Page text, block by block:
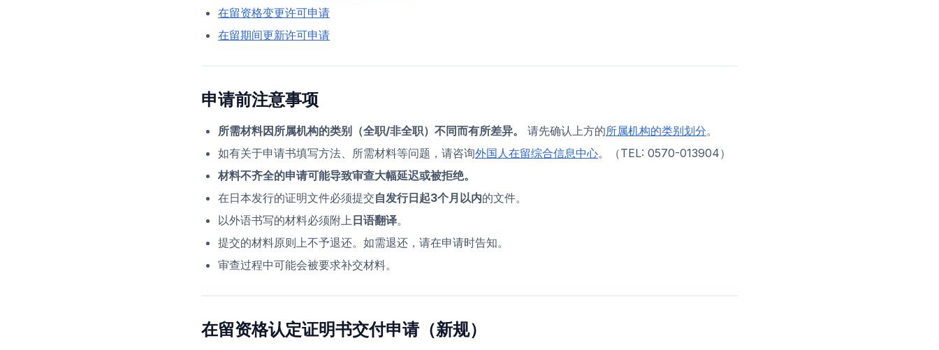
在留资格变更许可申请
在留期间更新许可申请
申请前注意事项
所需材料因所属机构的类别（全职/非全职）不同而有所差异。 请先确认上方的所属机构的类别划分。
如有关于申请书填写方法、所需材料等问题，请咨询外国人在留综合信息中心。（TEL: 0570-013904）
材料不齐全的申请可能导致审查大幅延迟或被拒绝。
在日本发行的证明文件必须提交自发行日起3个月以内的文件。
以外语书写的材料必须附上 日语翻译。
提交的材料原则上不予退还。如需退还，请在申请时告知。
审查过程中可能会被要求补交材料。
在留资格认定证明书交付申请（新规）